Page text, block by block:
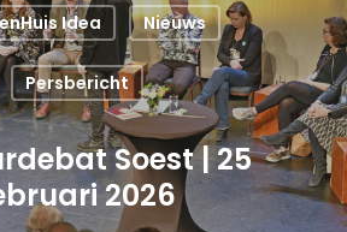
Idea Nieuws
Persbericht
Soest | 25
2026